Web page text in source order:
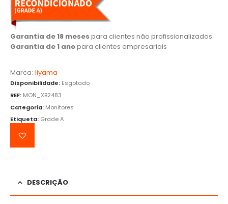
Garantia de 18 meses para clientes não profissionalizados
Garantia de 1 anopara clientes empresariais
Marca: Iiyama
Disponibilidade: Esgotado
REF: MON_XB2483
Categoria: Monitores
Etiqueta: Grade A
DESCRIÇÃO